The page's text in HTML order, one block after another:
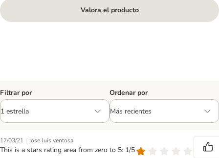
Valora el producto
Filtrar por Ordenar por
17/03/21 | jose luis ventosa
This is a stars rating area from zero to 5: 1/5